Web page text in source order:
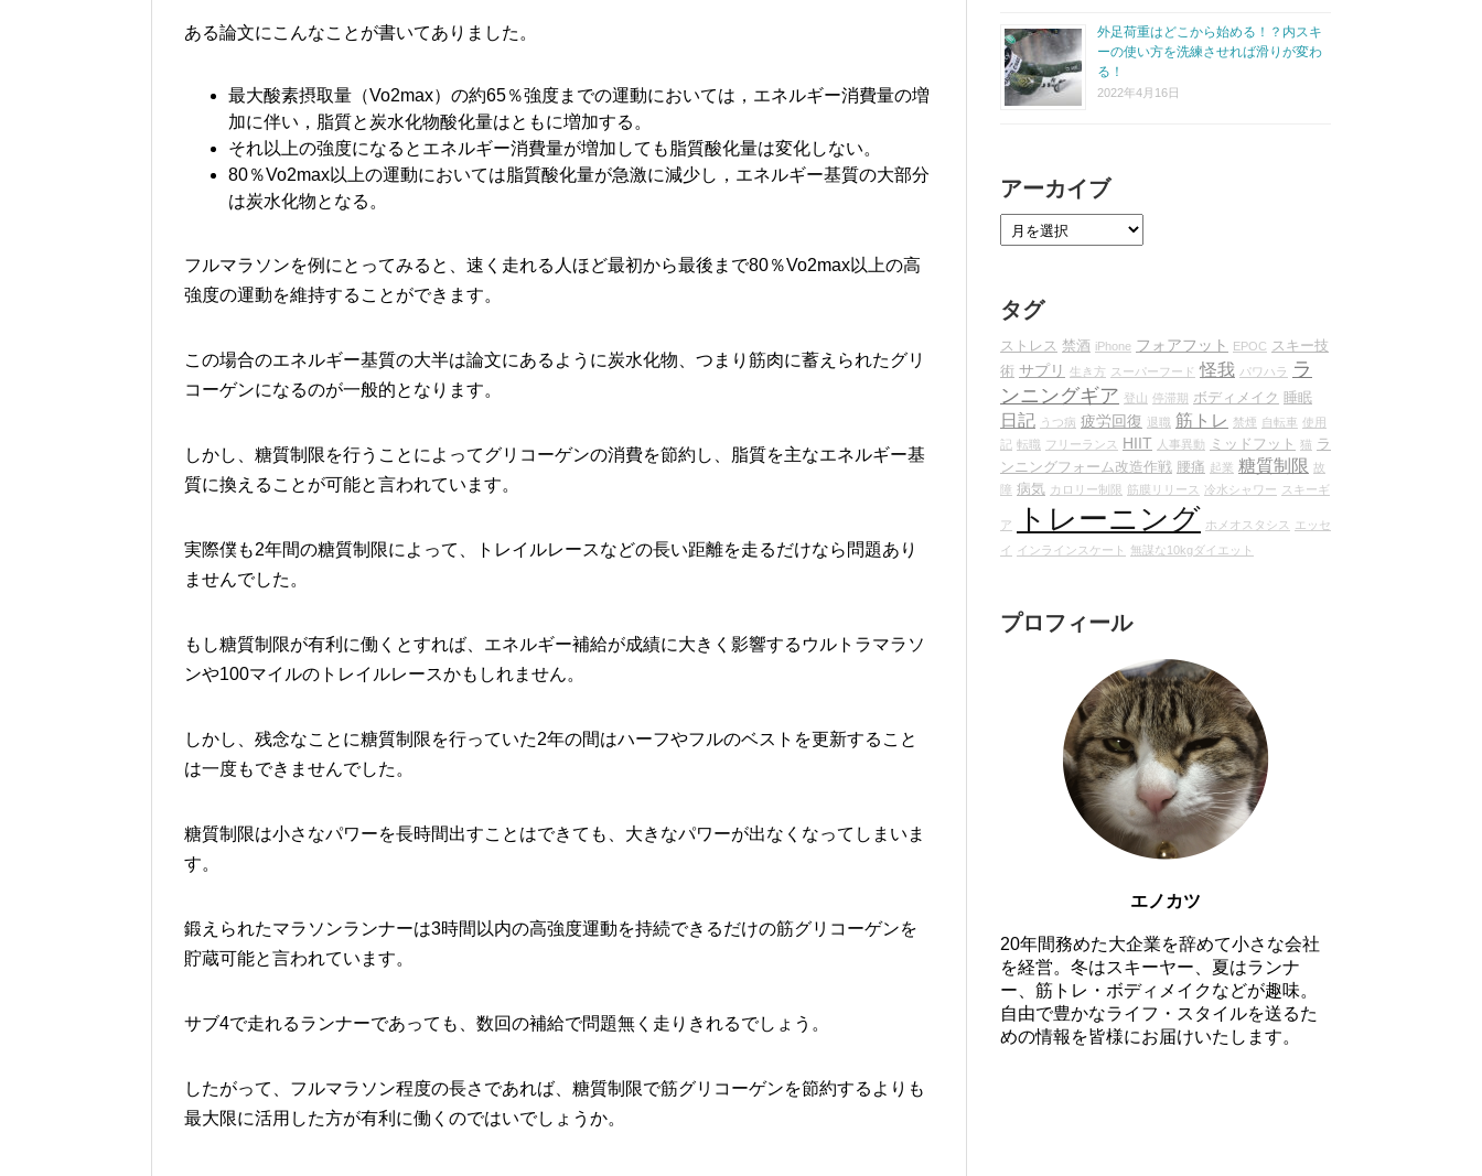
ある論文にこんなことが書いてありました。
最大酸素摂取量（Vo2max）の約65％強度までの運動においては，エネルギー消費量の増
加に伴い，脂質と炭水化物酸化量はともに増加する。
それ以上の強度になるとエネルギー消費量が増加しても脂質酸化量は変化しない。
80％Vo2max以上の運動においては脂質酸化量が急激に減少し，エネルギー基質の大部分
は炭水化物となる。
フルマラソンを例にとってみると、速く走れる人ほど最初から最後まで80％Vo2max以上の高
強度の運動を維持することができます。
この場合のエネルギー基質の大半は論文にあるように炭水化物、つまり筋肉に蓄えられたグリ
コーゲンになるのが一般的となります。
しかし、糖質制限を行うことによってグリコーゲンの消費を節約し、脂質を主なエネルギー基
質に換えることが可能と言われています。
実際僕も2年間の糖質制限によって、トレイルレースなどの長い距離を走るだけなら問題あり
ませんでした。
もし糖質制限が有利に働くとすれば、エネルギー補給が成績に大きく影響するウルトラマラソ
ンや100マイルのトレイルレースかもしれません。
しかし、残念なことに糖質制限を行っていた2年の間はハーフやフルのベストを更新すること
は一度もできませんでした。
糖質制限は小さなパワーを長時間出すことはできても、大きなパワーが出なくなってしまいま
す。
鍛えられたマラソンランナーは3時間以内の高強度運動を持続できるだけの筋グリコーゲンを
貯蔵可能と言われています。
サブ4で走れるランナーであっても、数回の補給で問題無く走りきれるでしょう。
したがって、フルマラソン程度の長さであれば、糖質制限で筋グリコーゲンを節約するよりも
最大限に活用した方が有利に働くのではいでしょうか。
外足荷重はどこから始める！？内スキ
ーの使い方を洗練させれば滑りが変わ
る！
2022年4月16日
アーカイブ
タグ
ストレス 禁酒 iPhone フォアフット EPOC スキー技
術 サプリ 生き方 スーパーフード 怪我 パワハラ
ラ
ンニングギア 登山 停滞期 ボディメイク 睡眠
日記 うつ病 疲労回復 退職 筋トレ 禁煙 自転車 使用
記 転職 フリーランス HIIT 人事異動 ミッドフット 猫 ラ
ンニングフォーム改造作戦 腰痛 起業 糖質制限 故
障 病気 カロリー制限 筋膜リリース 冷水シャワー スキーギ
ア トレーニング ホメオスタシス
エッセ
イ
インラインスケート 無謀な10kgダイエット
プロフィール
エノカツ
20年間務めた大企業を辞めて小さな会社
を経営。冬はスキーヤー、夏はランナ
ー、筋トレ・ボディメイクなどが趣味。
自由で豊かなライフ・スタイルを送るた
めの情報を皆様にお届けいたします。